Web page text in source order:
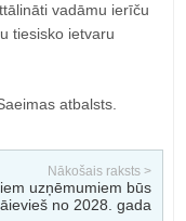
vadāmu ierīču
tiesisko ietvaru
atbalsts.
Nākošais raksts >
uzņēmumiem būs
no 2028. gada